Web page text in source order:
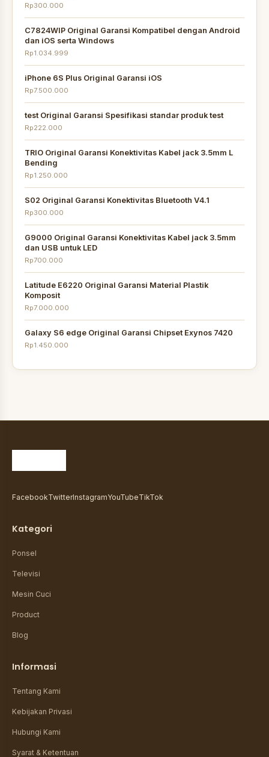
Rp300.000
C7824WIP Original Garansi Kompatibel dengan Android
dan iOS serta Windows
Rp1.034.999
iPhone 6S Plus Original Garansi iOS
Rp7.500.000
test Original Garansi Spesifikasi standar produk test
Rp222.000
TRIO Original Garansi Konektivitas Kabel jack 3.5mm L
Bending
Rp1.250.000
S02 Original Garansi Konektivitas Bluetooth V4.1
Rp300.000
G9000 Original Garansi Konektivitas Kabel jack 3.5mm
dan USB untuk LED
Rp700.000
Latitude E6220 Original Garansi Material Plastik
Komposit
Rp7.000.000
Galaxy S6 edge Original Garansi Chipset Exynos 7420
Rp1.450.000
FacebookTwitterInstagramYouTubeTikTok
Kategori
Ponsel
Televisi
Mesin Cuci
Product
Blog
Informasi
Tentang Kami
Kebijakan Privasi
Hubungi Kami
Syarat & Ketentuan